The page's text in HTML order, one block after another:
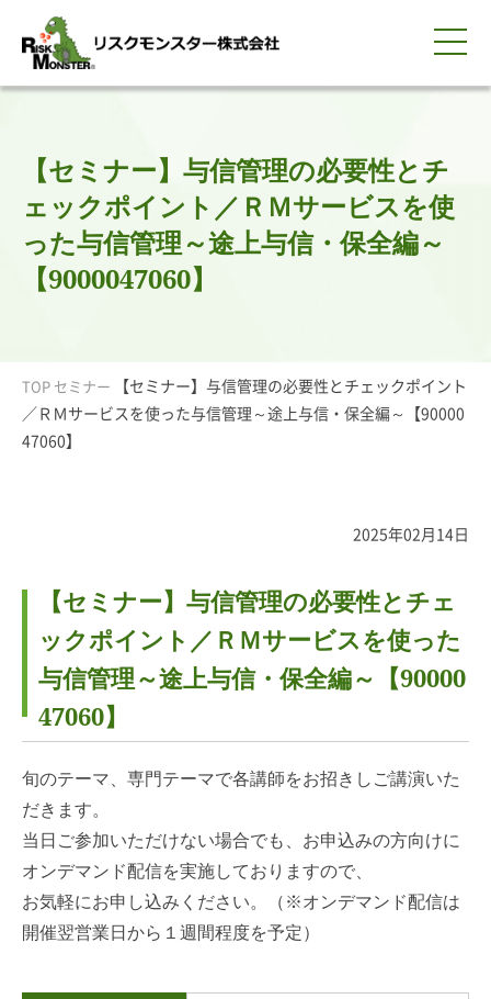
0120-259-440
資料請求
会員ログイン
簡体中文
ENGLISH
【セミナー】与信管理の必要性とチ
ェックポイント／ＲＭサービスを使
った与信管理～途上与信・保全編～
【9000047060】
TOP セミナー
【セミナー】与信管理の必要性とチェックポイント
／ＲＭサービスを使った与信管理～途上与信・保全編～【90000
47060】
2025年02月14日
【セミナー】与信管理の必要性とチェ
ックポイント／ＲＭサービスを使った
与信管理～途上与信・保全編～【90000
47060】
旬のテーマ、専門テーマで各講師をお招きしご講演いた
だきます。
当日ご参加いただけない場合でも、お申込みの方向けに
オンデマンド配信を実施しておりますので、
お気軽にお申し込みください。（※オンデマンド配信は
開催翌営業日から１週間程度を予定）